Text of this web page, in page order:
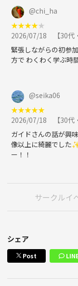
@chi_ha
★★★★★
2026/07/18
【30代・40代
緊張しながらの初参
方で わくわく学ぶ時
@seika06
★★★★★
2026/07/18
【30代・40代
ガイドさんの話が興
像以上に綺麗でした
ー！！
サークルイ
シェア
Post